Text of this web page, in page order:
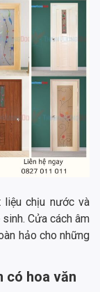
chịu nước và
Cửa cách âm
hảo cho những
có hoa văn